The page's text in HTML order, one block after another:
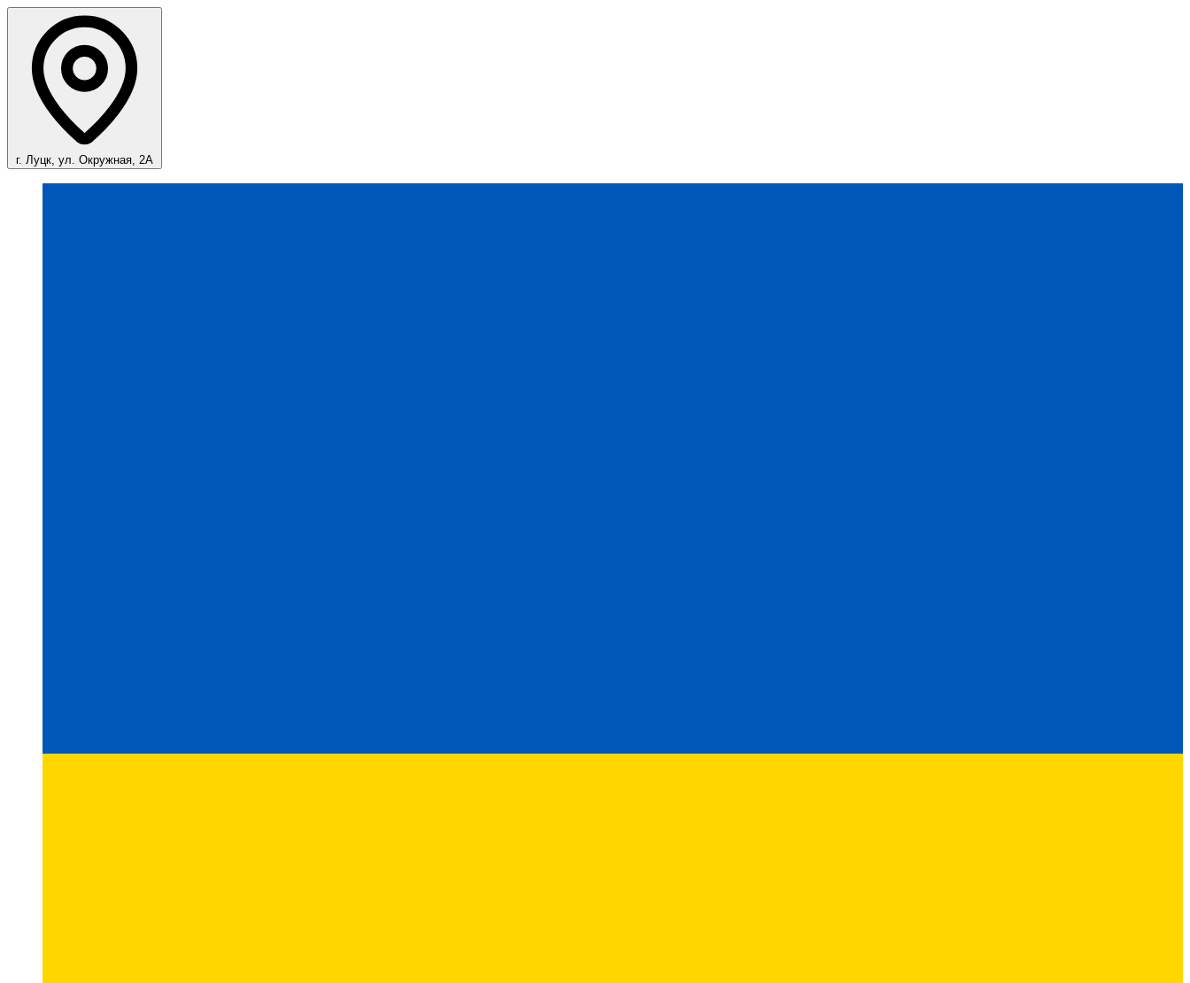
г. Луцк, ул. Окружная, 2А